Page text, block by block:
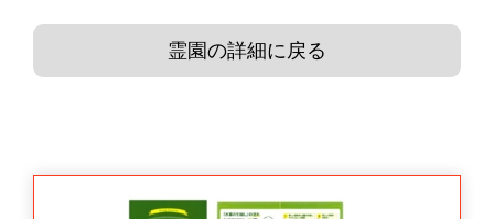
霊園の詳細に戻る